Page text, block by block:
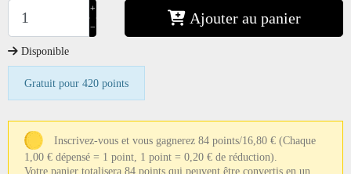
+
−
Ajouter au panier
Disponible
Gratuit pour 420 points
Inscrivez-vous et vous gagnerez 84 points/16,80 € (Chaque
1,00 € dépensé = 1 point, 1 point = 0,20 € de réduction).
Votre panier totalisera 84 points qui peuvent être convertis en un